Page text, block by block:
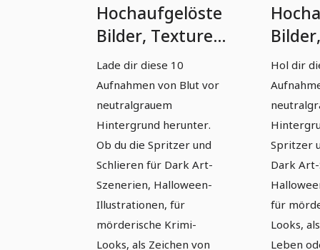
Hochaufgelöste
Bilder, Texturen
& Overlays: Blut
& Blutspritzer 3
Lade dir diese 10
Aufnahmen von Blut vor
neutralgrauem
Hintergrund herunter.
Ob du die Spritzer und
Schlieren für Dark Art-
Szenerien, Halloween-
Illustrationen, für
mörderische Krimi-
Looks, als Zeichen von
&
&
Hol dir
Spritzer
Dark
für
Looks,
Leben